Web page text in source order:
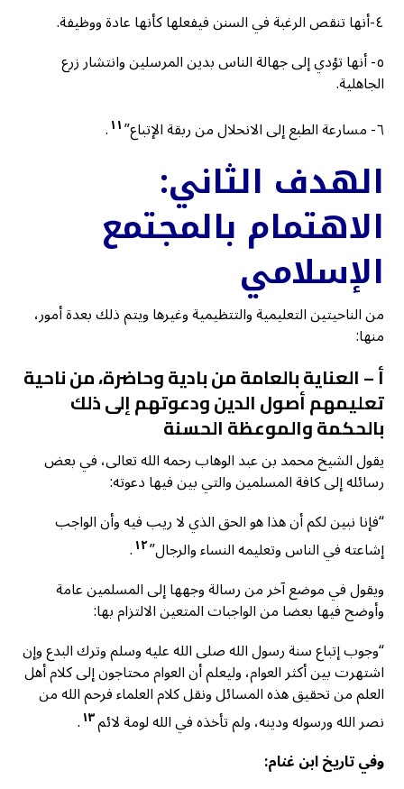
٤-أنها تنقص الرغبة في السنن فيفعلها كأنها عادة ووظيفة.
٥- أنها تؤدي إلى جهالة الناس بدين المرسلين وانتشار زرع
الجاهلية.
٦- مسارعة الطبع إلى الانحلال من ربقة الإتباع”
١١.
الهدف الثاني:
الاهتمام بالمجتمع
الإسلامي
من الناحيتين التعليمية والتتظيمية وغيرها ويتم ذلك بعدة أمور،
منها:
أ – العناية بالعامة من بادية وحاضرة، من ناحية
تعليمهم أصول الدين ودعوتهم إلى ذلك
بالحكمة والموعظة الحسنة
يقول الشيخ محمد بن عبد الوهاب رحمه الله تعالى، في بعض
رسائله إلى كافة المسلمين والتي بين فيها دعوته:
“فإنا نبين لكم أن هذا هو الحق الذي لا ريب فيه وأن الواجب
إشاعته في الناس وتعليمه النساء والرجال”١٢.
ويقول في موضع آخر من رسالة وجهها إلى المسلمين عامة
وأوضح فيها بعضا من الواجبات المتعين الالتزام بها:
“وجوب إتباع سنة رسول الله صلى الله عليه وسلم وترك البدع وإن
اشتهرت بين أكثر العوام، وليعلم أن العوام محتاجون إلى كلام أهل
العلم من تحقيق هذه المسائل ونقل كلام العلماء فرحم الله من
نصر الله ورسوله ودينه، ولم تأخذه في الله لومة لائم١٣.
وفي تاريخ ابن غنام: